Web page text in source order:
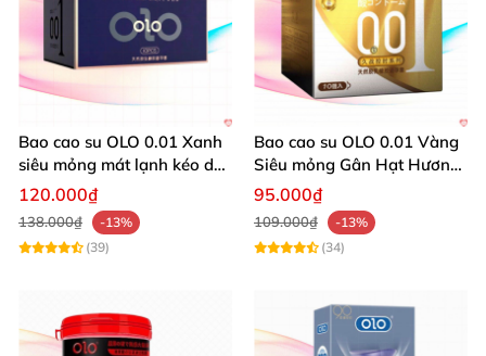
Bao cao su OLO 0.01 Xanh
siêu mỏng mát lạnh kéo dài
cực khoái 10 cái
120.000₫
138.000₫
-13%
(39)
Bao cao su OLO 0.01 Vàng
Siêu mỏng Gân Hạt Hương
Chanh Hộp 10 cái
95.000₫
109.000₫
-13%
(34)